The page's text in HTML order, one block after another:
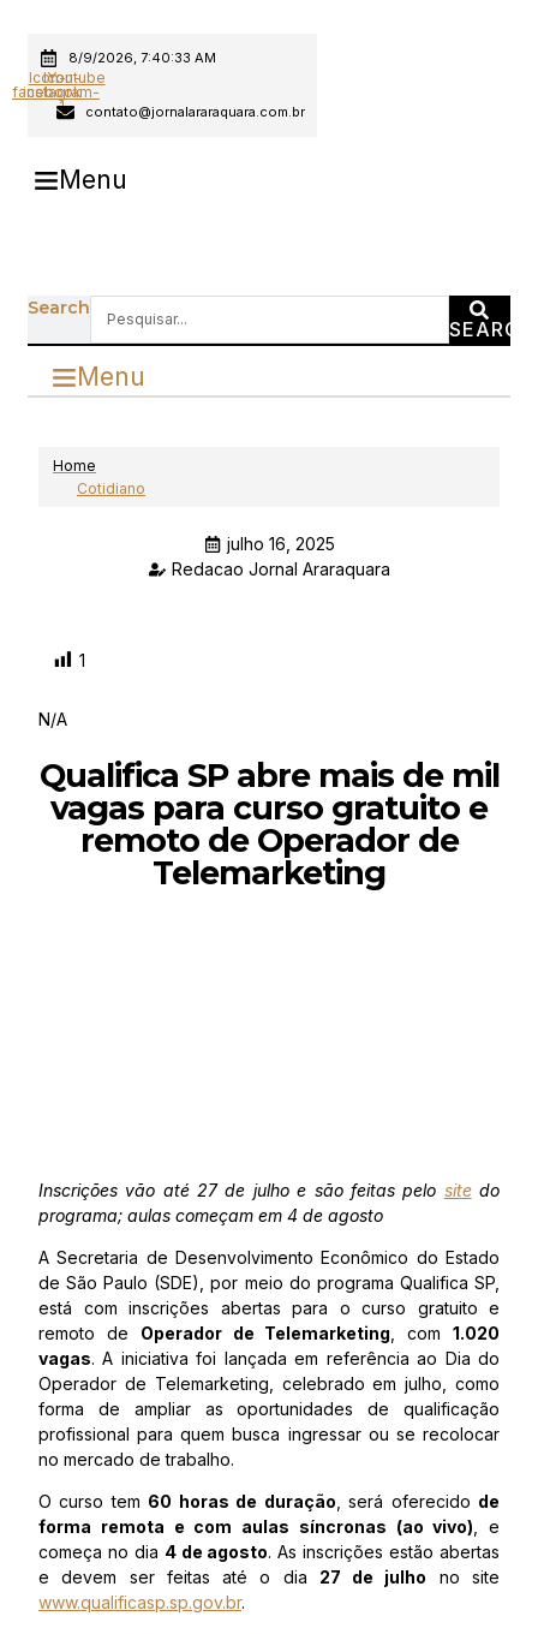
para
conteúdo
8/9/2026, 7:40:33 AM
Icon-
facebook
Icon-
instagram-
1
Youtube
contato@jornalararaquara.com.br
Menu
Search
SEARCH
Menu
Home
Cotidiano
julho 16, 2025
Redacao Jornal Araraquara
1
N/A
Qualifica SP abre mais de mil
vagas para curso gratuito e
remoto de Operador de
Telemarketing
Inscrições vão até 27 de julho e são feitas pelo sitedo
programa; aulas começam em 4 de agosto
A Secretaria de Desenvolvimento Econômico do Estado
de São Paulo (SDE), por meio do programa Qualifica SP,
está com inscrições abertas para o curso gratuito e
remoto de Operador de Telemarketing , com1.020
vagas. A iniciativa foi lançada em referência ao Dia do
Operador de Telemarketing, celebrado em julho, como
forma de ampliar as oportunidades de qualificação
profissional para quem busca ingressar ou se recolocar
no mercado de trabalho.
O curso tem 60 horas de duração , será oferecido de
forma remota e com aulas síncronas (ao vivo) , e
começa no dia 4 de agosto. As inscrições estão abertas
e devem ser feitas até o dia 27 de julho no site
www.qualificasp.sp.gov.br.